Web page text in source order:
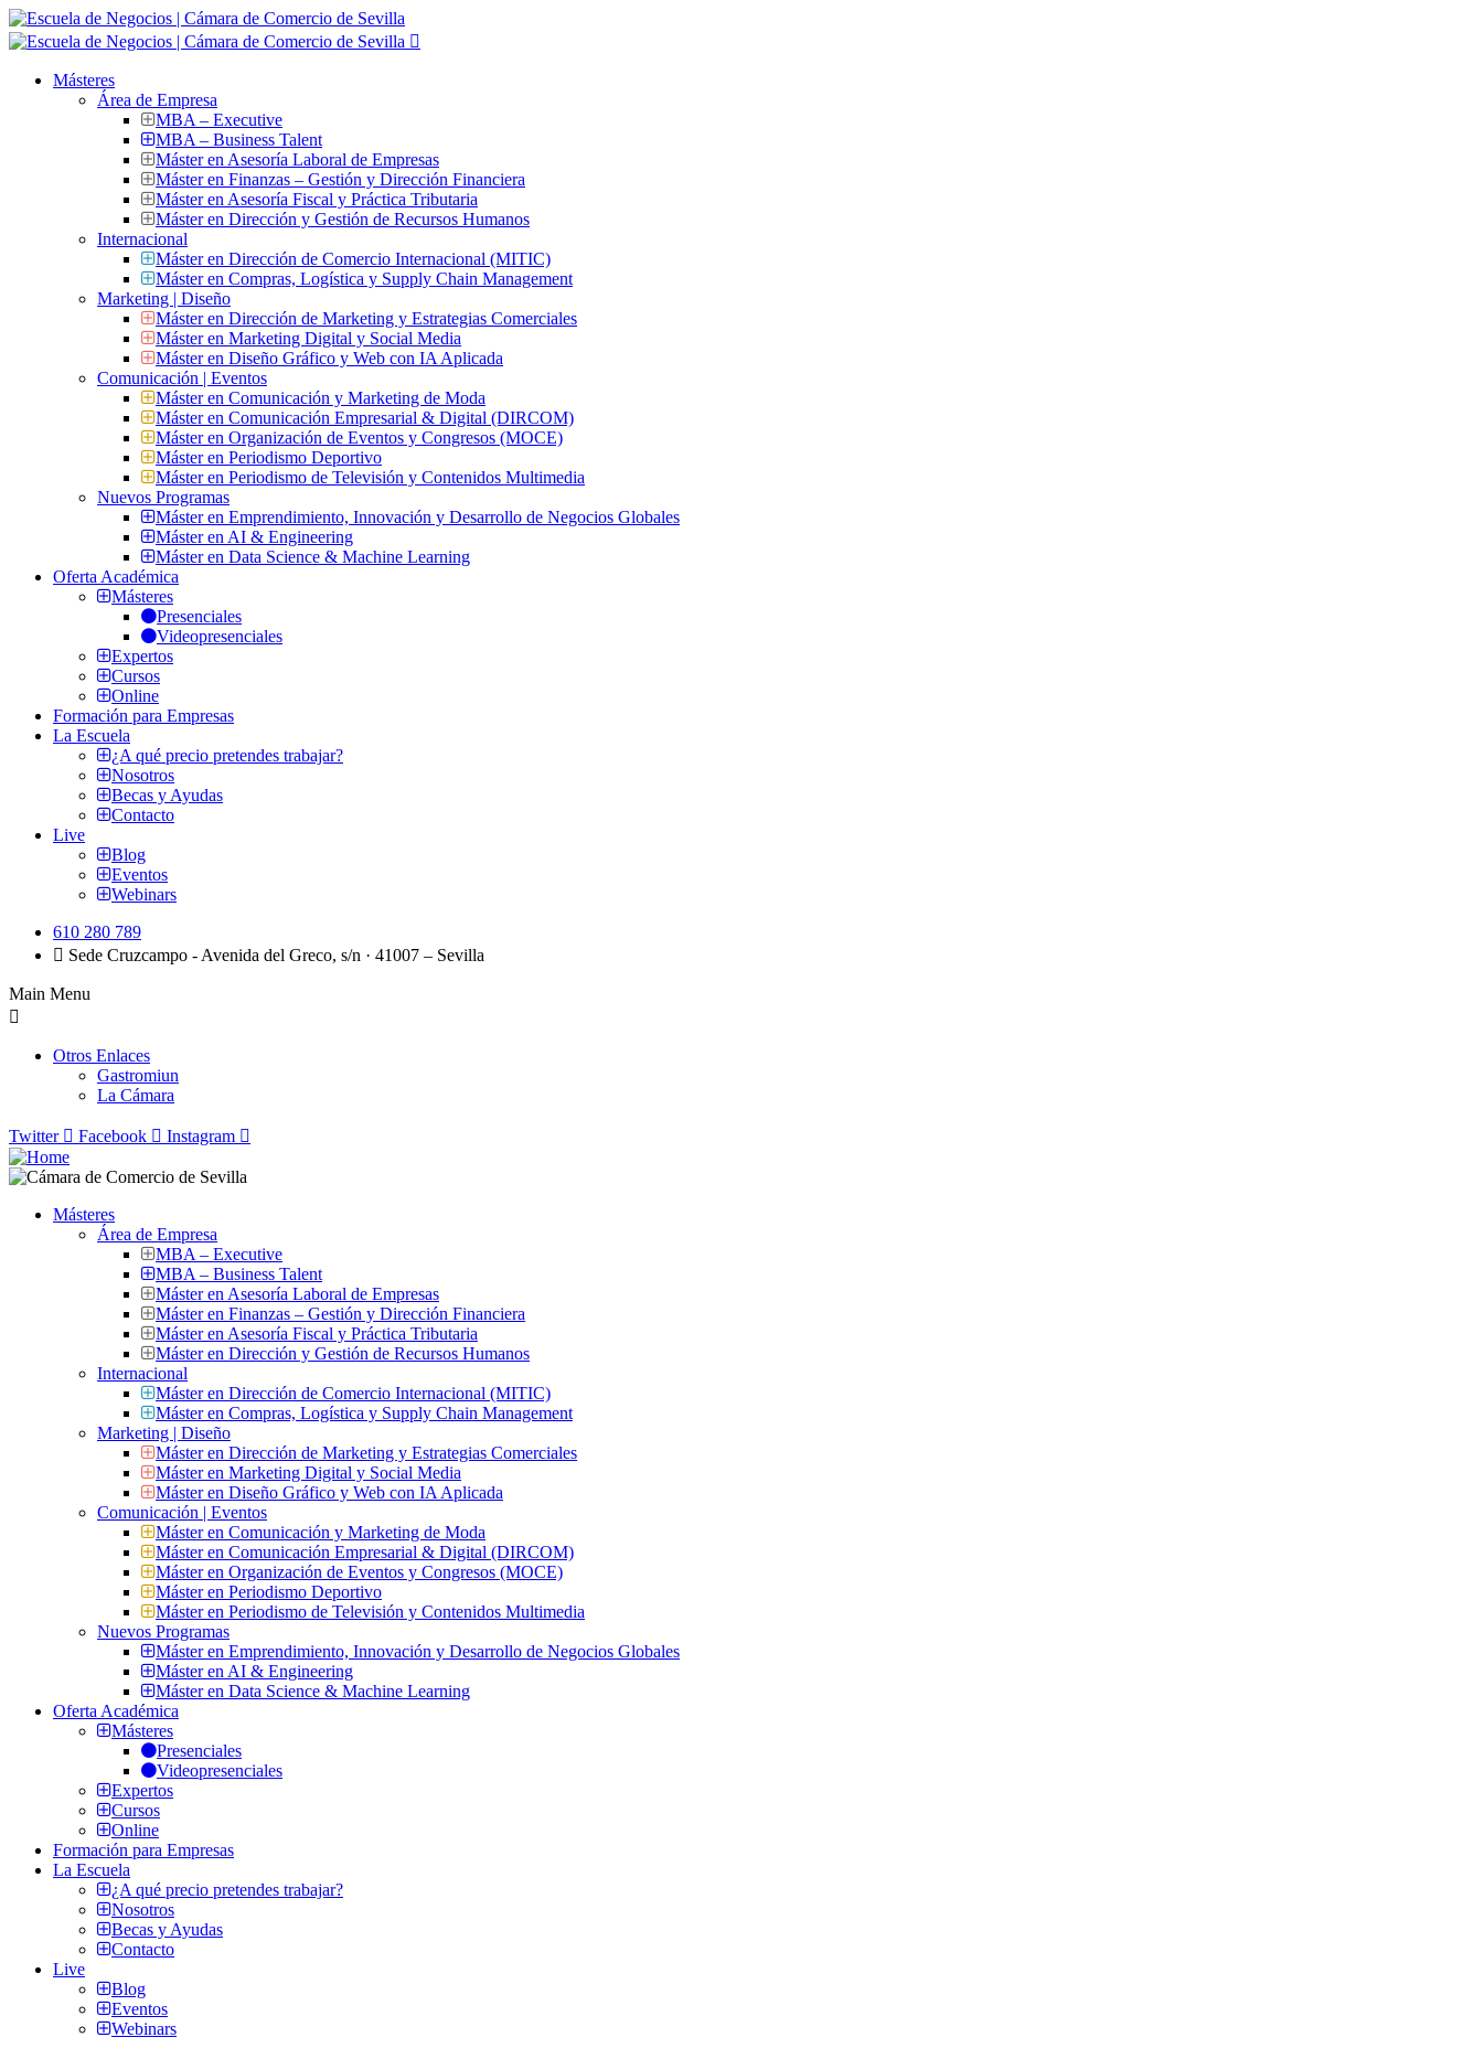
Másteres
Área de Empresa
MBA – Executive
MBA – Business Talent
Máster en Asesoría Laboral de Empresas
Máster en Finanzas – Gestión y Dirección Financiera
Máster en Asesoría Fiscal y Práctica Tributaria
Máster en Dirección y Gestión de Recursos Humanos
Internacional
Máster en Dirección de Comercio Internacional (MITIC)
Máster en Compras, Logística y Supply Chain Management
Marketing | Diseño
Máster en Dirección de Marketing y Estrategias Comerciales
Máster en Marketing Digital y Social Media
Máster en Diseño Gráfico y Web con IA Aplicada
Comunicación | Eventos
Máster en Comunicación y Marketing de Moda
Máster en Comunicación Empresarial & Digital (DIRCOM)
Máster en Organización de Eventos y Congresos (MOCE)
Máster en Periodismo Deportivo
Máster en Periodismo de Televisión y Contenidos Multimedia
Nuevos Programas
Máster en Emprendimiento, Innovación y Desarrollo de Negocios Globales
Máster en AI & Engineering
Máster en Data Science & Machine Learning
Oferta Académica
Másteres
Presenciales
Videopresenciales
Expertos
Cursos
Online
Formación para Empresas
La Escuela
¿A qué precio pretendes trabajar?
Nosotros
Becas y Ayudas
Contacto
Live
Blog
Eventos
Webinars
610 280 789
Sede Cruzcampo - Avenida del Greco, s/n · 41007 – Sevilla
Main Menu
Otros Enlaces
Gastromiun
La Cámara
Twitter Facebook Instagram
Másteres
Área de Empresa
MBA – Executive
MBA – Business Talent
Máster en Asesoría Laboral de Empresas
Máster en Finanzas – Gestión y Dirección Financiera
Máster en Asesoría Fiscal y Práctica Tributaria
Máster en Dirección y Gestión de Recursos Humanos
Internacional
Máster en Dirección de Comercio Internacional (MITIC)
Máster en Compras, Logística y Supply Chain Management
Marketing | Diseño
Máster en Dirección de Marketing y Estrategias Comerciales
Máster en Marketing Digital y Social Media
Máster en Diseño Gráfico y Web con IA Aplicada
Comunicación | Eventos
Máster en Comunicación y Marketing de Moda
Máster en Comunicación Empresarial & Digital (DIRCOM)
Máster en Organización de Eventos y Congresos (MOCE)
Máster en Periodismo Deportivo
Máster en Periodismo de Televisión y Contenidos Multimedia
Nuevos Programas
Máster en Emprendimiento, Innovación y Desarrollo de Negocios Globales
Máster en AI & Engineering
Máster en Data Science & Machine Learning
Oferta Académica
Másteres
Presenciales
Videopresenciales
Expertos
Cursos
Online
Formación para Empresas
La Escuela
¿A qué precio pretendes trabajar?
Nosotros
Becas y Ayudas
Contacto
Live
Blog
Eventos
Webinars